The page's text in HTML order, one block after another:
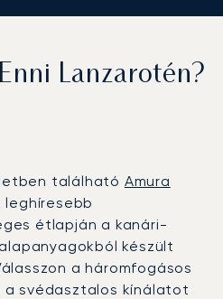
Lanzarotén?
található Amura
étlapján a kanári-
készült
a háromfogásos
a svédasztalos kínálatot